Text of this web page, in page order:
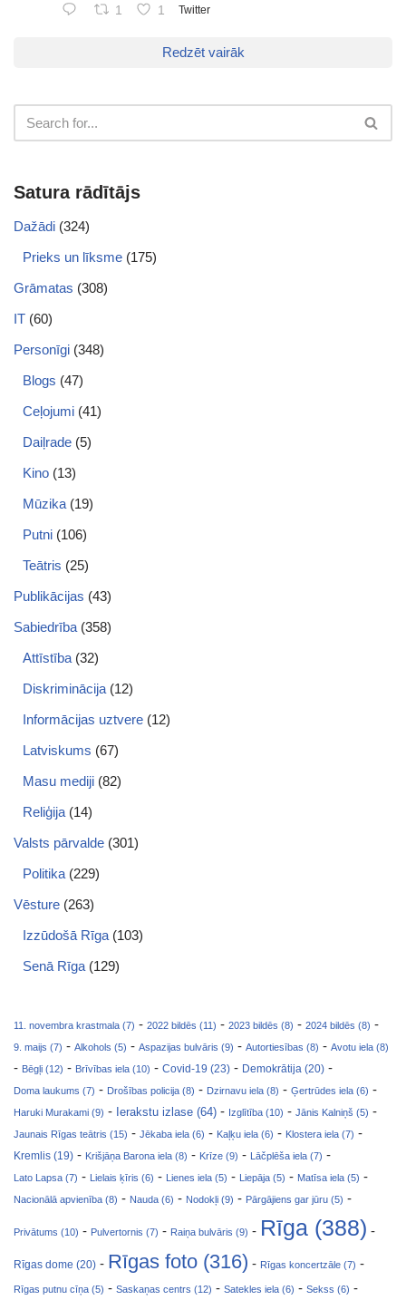
1 1 Twitter
Redzēt vairāk
Satura rādītājs
Dažādi (324)
Prieks un līksme (175)
Grāmatas (308)
IT (60)
Personīgi (348)
Blogs (47)
Ceļojumi (41)
Daiļrade (5)
Kino (13)
Mūzika (19)
Putni (106)
Teātris (25)
Publikācijas (43)
Sabiedrība (358)
Attīstība (32)
Diskriminācija (12)
Informācijas uztvere (12)
Latviskums (67)
Masu mediji (82)
Reliģija (14)
Valsts pārvalde (301)
Politika (229)
Vēsture (263)
Izzūdošā Rīga (103)
Senā Rīga (129)
11. novembra krastmala (7) - 2022 bildēs (11) - 2023 bildēs (8) - 2024 bildēs (8) -
9. maijs (7) - Alkohols (5) - Aspazijas bulvāris (9) - Autortiesības (8) - Avotu iela (8)
- Bēgļi (12) - Brīvības iela (10) - Covid-19 (23) - Demokrātija (20) -
Doma laukums (7) - Drošības policija (8) - Dzirnavu iela (8) - Ģertrūdes iela (6) -
Haruki Murakami (9) - Ierakstu izlase (64) - Izglītība (10) - Jānis Kalniņš (5) -
Jaunais Rīgas teātris (15) - Jēkaba iela (6) - Kaļķu iela (6) - Klostera iela (7) -
Kremlis (19) - Krišjāņa Barona iela (8) - Krīze (9) - Lāčplēša iela (7) -
Lato Lapsa (7) - Lielais ķīris (6) - Lienes iela (5) - Liepāja (5) - Matīsa iela (5) -
Nacionālā apvienība (8) - Nauda (6) - Nodokļi (9) - Pārgājiens gar jūru (5) -
Privātums (10) - Pulvertornis (7) - Raiņa bulvāris (9) - Rīga (388) -
Rīgas dome (20) - Rīgas foto (316) - Rīgas koncertzāle (7) -
Rīgas putnu cīņa (5) - Saskaņas centrs (12) - Satekles iela (6) - Sekss (6) -